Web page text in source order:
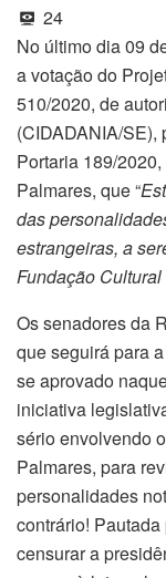
24
No último dia 09
a votação do
510/2020, de
(CIDADANIA/SE),
Portaria 189/
Palmares, que “
das
estrangeiras, a
Fundação
Os senadores da
que seguirá para
se aprovado
iniciativa
sério envolvendo
Palmares, para
personalidades
contrário!
censurar a